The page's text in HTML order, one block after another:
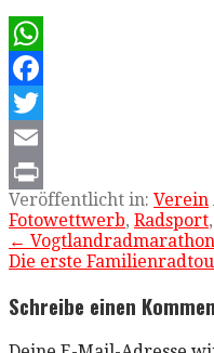
WhatsApp
Facebook
Twitter
Email
Print
Veröffentlicht in: Verein
Fotowettwerb, Radsport,
Beitragsnavigation
← Vogtlandradmarathon
Die erste
Schreibe einen